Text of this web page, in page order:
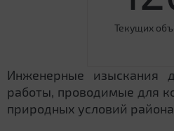
Текущих
Инженерные изыскания
работы, проводимые для
природных условий